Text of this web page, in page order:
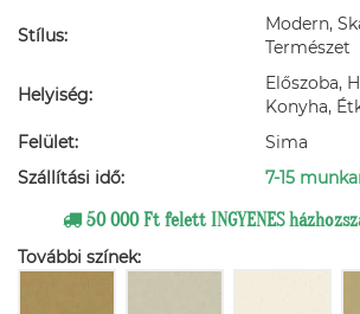
Stílus:
Modern,
Természet
Helyiség:
Előszoba,
Konyha,
Felület:
Sima
Szállítási idő:
7-15
50 000 Ft felett INGYENES
További színek: